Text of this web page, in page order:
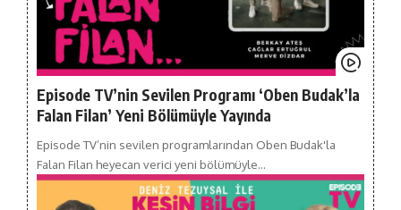
Episode TV’nin Sevilen Programı ‘Oben Budak’la
Falan Filan’ Yeni Bölümüyle Yayında
Episode TV’nin sevilen programlarından Oben Budak'la
Falan Filan heyecan verici yeni bölümüyle…